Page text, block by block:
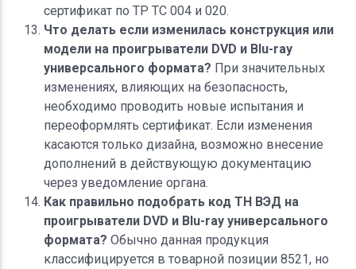
сертификат по ТР ТС 004 и 020.
Что делать если изменилась конструкция или
модели на проигрыватели DVD и Blu-ray
универсального формата? При значительных
изменениях, влияющих на безопасность,
необходимо проводить новые испытания и
переоформлять сертификат. Если изменения
касаются только дизайна, возможно внесение
дополнений в действующую документацию
через уведомление органа.
Как правильно подобрать код ТН ВЭД на
проигрыватели DVD и Blu-ray универсального
формата? Обычно данная продукция
классифицируется в товарной позиции 8521, но